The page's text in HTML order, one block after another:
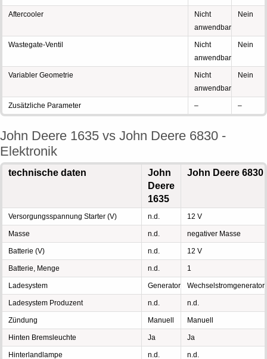
Aftercooler
Nicht
anwendbar
Nein
Wastegate-Ventil
Nicht
anwendbar
Nein
Variabler Geometrie
Nicht
anwendbar
Nein
Zusätzliche Parameter – –
John Deere 1635 vs John Deere 6830 -
Elektronik
technische daten
John
Deere
1635
John Deere 6830
Versorgungsspannung Starter (V) n.d. 12 V
Masse n.d. negativer Masse
Batterie (V) n.d. 12 V
Batterie, Menge n.d. 1
Ladesystem Generator Wechselstromgenerator
Ladesystem Produzent n.d. n.d.
Zündung Manuell Manuell
Hinten Bremsleuchte Ja Ja
Hinterlandlampe n.d. n.d.